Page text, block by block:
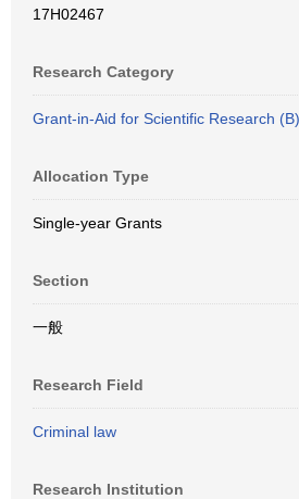
17H02467
Research Category
Grant-in-Aid for Scientific Research (B)
Allocation Type
Single-year Grants
Section
一般
Research Field
Criminal law
Research Institution